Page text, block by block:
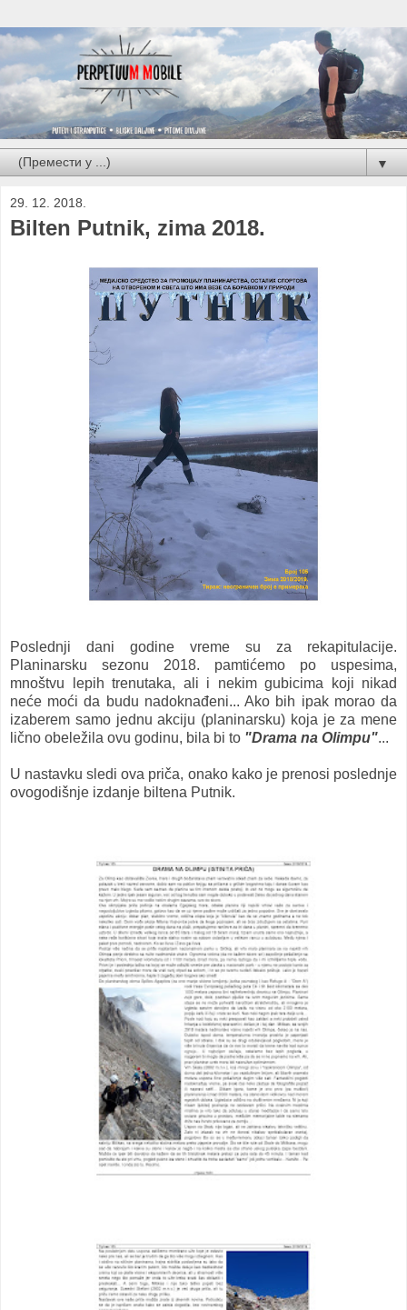
▼
29. 12. 2018.
Bilten Putnik, zima 2018.
Poslednji dani godine vreme su za rekapitulacije.
Planinarsku sezonu 2018. pamtićemo po uspesima,
mnoštvu lepih trenutaka, ali i nekim gubicima koji nikad
neće moći da budu nadoknađeni... Ako bih ipak morao da
izaberem samo jednu akciju (planinarsku) koja je za mene
lično obeležila ovu godinu, bila bi to "Drama na Olimpu"...
U nastavku sledi ova priča, onako kako je prenosi poslednje
ovogodišnje izdanje biltena Putnik.